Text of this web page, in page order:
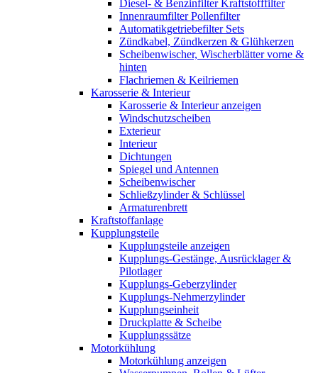
Diesel- & Benzinfilter Kraftstofffilter
Innenraumfilter Pollenfilter
Automatikgetriebefilter Sets
Zündkabel, Zündkerzen & Glühkerzen
Scheibenwischer, Wischerblätter vorne &
hinten
Flachriemen & Keilriemen
Karosserie & Interieur
Karosserie & Interieur anzeigen
Windschutzscheiben
Exterieur
Interieur
Dichtungen
Spiegel und Antennen
Scheibenwischer
Schließzylinder & Schlüssel
Armaturenbrett
Kraftstoffanlage
Kupplungsteile
Kupplungsteile anzeigen
Kupplungs-Gestänge, Ausrücklager &
Pilotlager
Kupplungs-Geberzylinder
Kupplungs-Nehmerzylinder
Kupplungseinheit
Druckplatte & Scheibe
Kupplungssätze
Motorkühlung
Motorkühlung anzeigen